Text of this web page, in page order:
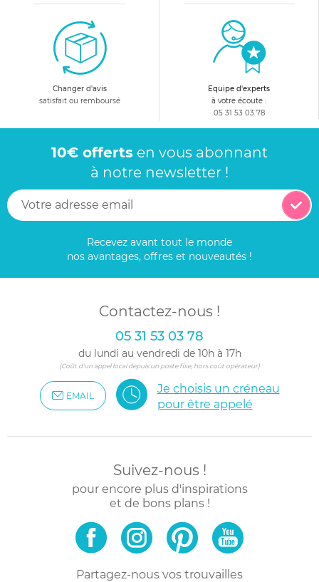
Changer d'avis
satisfait ou remboursé
Equipe d'experts
à votre écoute :
05 31 53 03 78
10€ offerts en vous abonnant
à notre newsletter !
Recevez avant tout le monde
nos avantages, offres et nouveautés !
Contactez-nous !
05 31 53 03 78
du lundi au vendredi de 10h à 17h
(Coût d'un appel local depuis un poste fixe, hors coût opérateur)
EMAIL
Je choisis un créneau
pour être appelé
Suivez-nous !
pour encore plus d'inspirations
et de bons plans !
Partagez-nous vos trouvailles